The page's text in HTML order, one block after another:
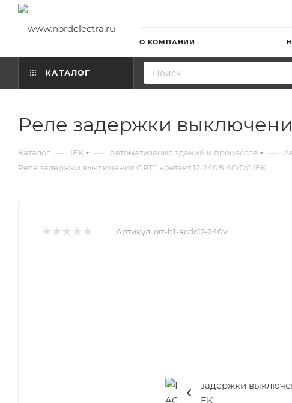
О КОМПАНИИ
КАТАЛОГ
Реле задержки
Каталог — IEK — Автоматизация зданий и процессов —
Реле задержки выключения ORT 1 контакт 12-240В AC/DC IEK
Артикул: ort-b1-acdc12-240v